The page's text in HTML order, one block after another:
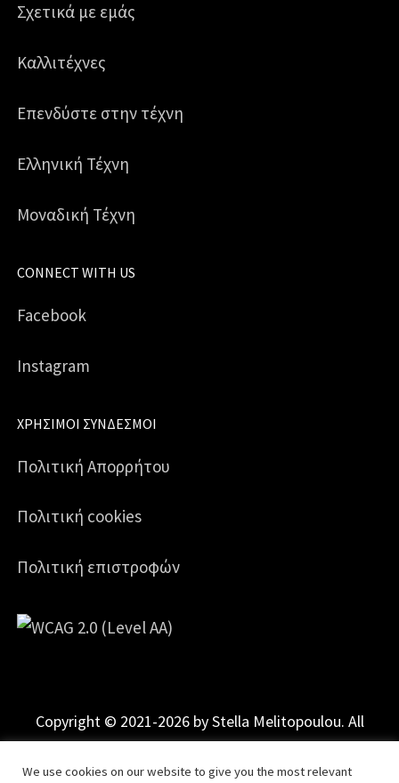
Σχετικά με εμάς
Καλλιτέχνες
Επενδύστε στην τέχνη
Ελληνική Τέχνη
Μοναδική Τέχνη
CONNECT WITH US
Facebook
Instagram
ΧΡΉΣΙΜΟΙ ΣΎΝΔΕΣΜΟΙ
Πολιτική Απορρήτου
Πολιτική cookies
Πολιτική επιστροφών
Copyright © 2021-2026 by Stella Melitopoulou. All
Rights Reserved.
Powered bymgk.advertising.
We use cookies on our website to give you the most relevant